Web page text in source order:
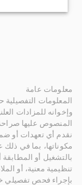
معلومات عامة
المعلومات
وإخوانه للمزادات
المنصوص عليها
نقدم أي تعهدات أو
مكوناتها، بما في
بالتشغيل أو
تنظيمية معنية، أو
بإجراء فحص تفصيلي